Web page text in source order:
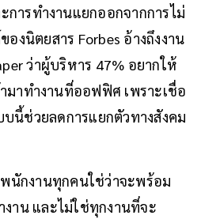
การทำงานแยกออกจากการไม่
องนิตยสาร Forbes อ้างถึงงาน
ว่าผู้บริหาร 47% อยากให้
มาทำงานที่ออฟฟิศ เพราะเชื่อ
บนี้ช่วยลดการแยกตัวทางสังคม
นักงานทุกคนใช่ว่าจะพร้อม
าน และไม่ใช่ทุกงานที่จะ